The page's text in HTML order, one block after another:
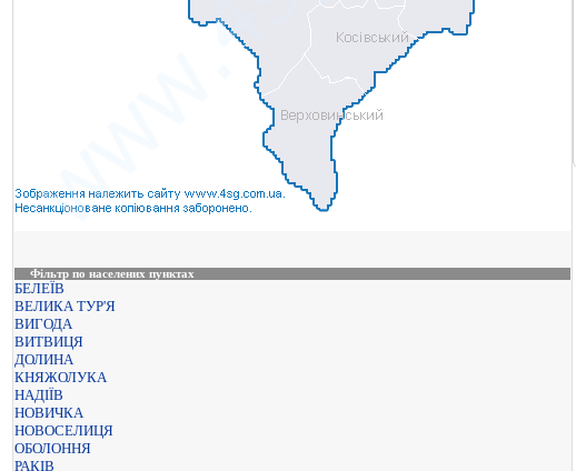
Фільтр по населених пунктах
БЕЛЕЇВ
ВЕЛИКА ТУР'Я
ВИГОДА
ВИТВИЦЯ
ДОЛИНА
КНЯЖОЛУКА
НАДІЇВ
НОВИЧКА
НОВОСЕЛИЦЯ
ОБОЛОННЯ
РАКІВ